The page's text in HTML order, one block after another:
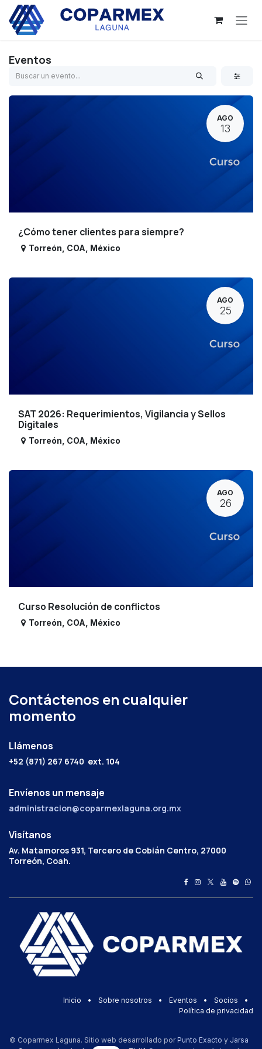
Ir al contenido
Eventos
AGO
13
¿Cómo tener clientes para siempre?
Torreón COA México
AGO
25
SAT 2026: Requerimientos, Vigilancia y Sellos
Digitales
Torreón COA México
AGO
26
Curso Resolución de conflictos
Torreón COA México
Contáctenos en cualquier
momento
Llámenos
+52 (871) 267 6740 ext. 104
Envíenos un mensaje
administracion@coparmexlaguna.org.mx
Visítanos
Av. Matamoros 931, Tercero de Cobián Centro, 27000
Torreón, Coah.
Inicio • Sobre nosotros • Eventos • Socios
•
Política de privacidad
© Coparmex Laguna. Sitio web desarrollado por Punto Exacto y Jarsa